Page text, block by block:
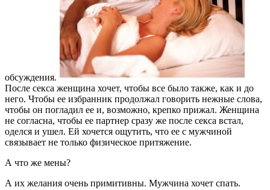
обсуждения.
После секса женщина хочет, чтобы все было также, как и до
него. Чтобы ее избранник продолжал говорить нежные слова,
чтобы он погладил ее и, возможно, крепко прижал. Женщина
не согласна, чтобы ее партнер сразу же после секса встал,
оделся и ушел. Ей хочется ощутить, что ее с мужчиной
связывает не только физическое притяжение.
А что же мены?
А их желания очень примитивны. Мужчина хочет спать.